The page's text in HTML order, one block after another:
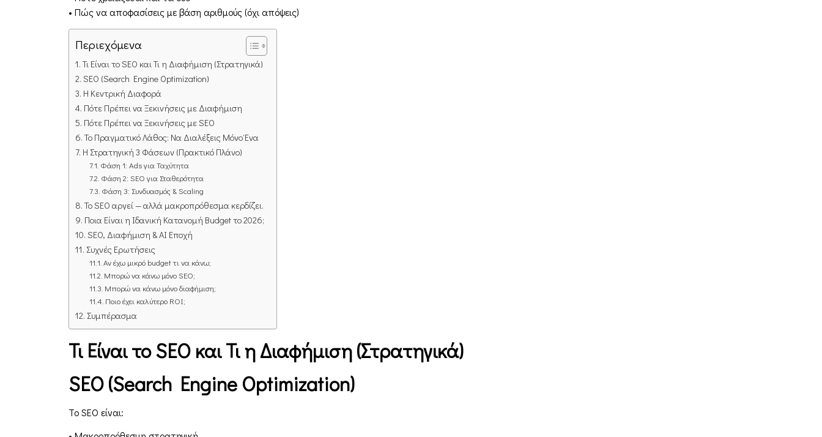
• Πώς να αποφασίσεις με βάση αριθμούς (όχι απόψεις)
Περιεχόμενα
Τι Είναι το SEO και Τι η Διαφήμιση (Στρατηγικά)
SEO (Search Engine Optimization)
Η Κεντρική Διαφορά
Πότε Πρέπει να Ξεκινήσεις με Διαφήμιση
Πότε Πρέπει να Ξεκινήσεις με SEO
Το Πραγματικό Λάθος: Να Διαλέξεις Μόνο Ένα
Η Στρατηγική 3 Φάσεων (Πρακτικό Πλάνο)
Φάση 1: Ads για Ταχύτητα
Φάση 2: SEO για Σταθερότητα
Φάση 3: Συνδυασμός & Scaling
Το SEO αργεί — αλλά μακροπρόθεσμα κερδίζει.
Ποια Είναι η Ιδανική Κατανομή Budget το 2026;
SEO, Διαφήμιση & AI Εποχή
Συχνές Ερωτήσεις
Αν έχω μικρό budget τι να κάνω;
Μπορώ να κάνω μόνο SEO;
Μπορώ να κάνω μόνο διαφήμιση;
Ποιο έχει καλύτερο ROI;
Συμπέρασμα
Τι Είναι το SEO και Τι η Διαφήμιση (Στρατηγικά)
SEO (Search Engine Optimization)
Το SEO είναι: